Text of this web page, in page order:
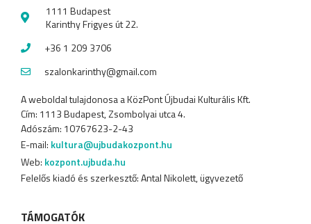
1111 Budapest
Karinthy Frigyes út 22.
+36 1 209 3706
szalonkarinthy@gmail.com
A weboldal tulajdonosa a KözPont Újbudai Kulturális Kft.
Cím: 1113 Budapest, Zsombolyai utca 4.
Adószám: 10767623-2-43
E-mail: kultura@ujbudakozpont.hu
Web: kozpont.ujbuda.hu
Felelős kiadó és szerkesztő: Antal Nikolett, ügyvezető
TÁMOGATÓK